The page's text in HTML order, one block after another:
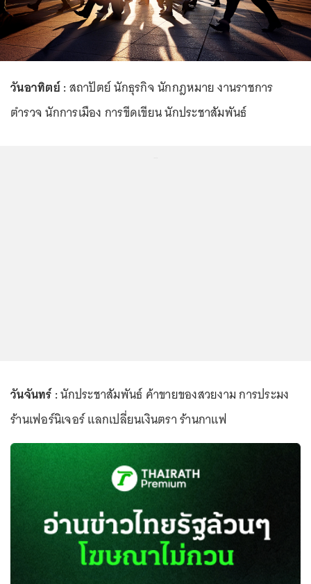
วันอาทิตย์ :สถาปัตย์ นักธุรกิจ นักกฎหมาย งานราชการ
ตำรวจ นักการเมือง การขีดเขียน นักประชาสัมพันธ์
วันจันทร์ :นักประชาสัมพันธ์ ค้าขายของสวยงาม การประมง
ร้านเฟอร์นิเจอร์ แลกเปลี่ยนเงินตรา ร้านกาแฟ